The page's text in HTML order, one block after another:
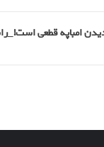
امباپه قطعی